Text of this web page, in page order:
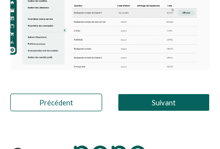
Précédent Suivant